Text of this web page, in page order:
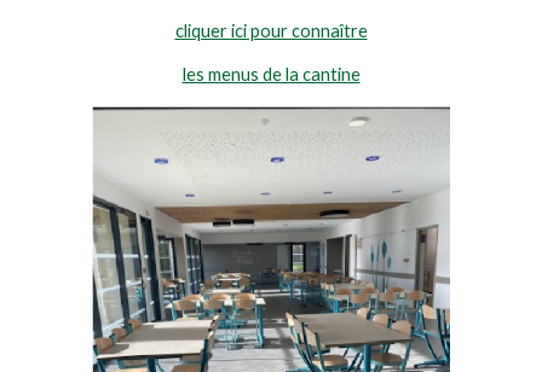
cliquer ici pour connaître
les menus de la cantine